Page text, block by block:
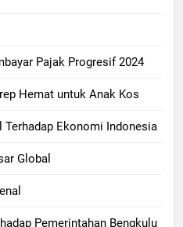
Pajak Progresif 2024
Hemat untuk Anak Kos
Terhadap Ekonomi Indonesia
Global
Pemerintahan Bengkulu